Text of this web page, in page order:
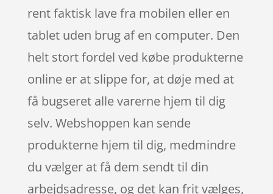
rent faktisk lave fra mobilen eller en
tablet uden brug af en computer. Den
helt stort fordel ved købe produkterne
online er at slippe for, at døje med at
få bugseret alle varerne hjem til dig
selv. Webshoppen kan sende
produkterne hjem til dig, medmindre
du vælger at få dem sendt til din
arbejdsadresse, og det kan frit vælges,